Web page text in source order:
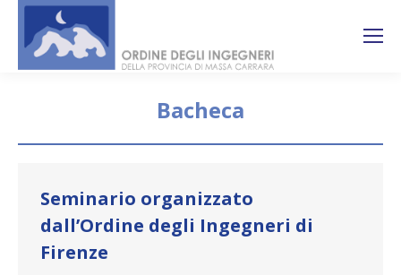
Bacheca
Seminario organizzato
dall’Ordine degli Ingegneri di
Firenze